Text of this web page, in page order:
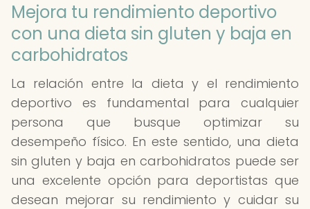
Mejora tu rendimiento deportivo
con una dieta sin gluten y baja en
carbohidratos
La relación entre la dieta y el rendimiento
deportivo es fundamental para cualquier
persona que busque optimizar su
desempeño físico. En este sentido, una dieta
sin gluten y baja en carbohidratos puede ser
una excelente opción para deportistas que
desean mejorar su rendimiento y cuidar su